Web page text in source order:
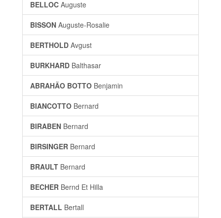
BELLOC Auguste
BISSON Auguste-Rosalie
BERTHOLD Avgust
BURKHARD Balthasar
ABRAHÃO BOTTO Benjamin
BIANCOTTO Bernard
BIRABEN Bernard
BIRSINGER Bernard
BRAULT Bernard
BECHER Bernd Et Hilla
BERTALL Bertall